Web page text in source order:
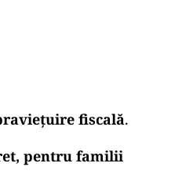
fiscală.
pentru familii